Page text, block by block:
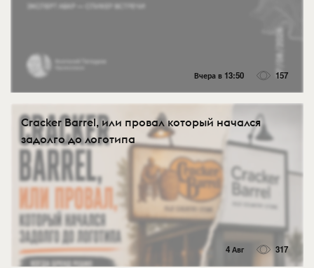
Вчера в 13:50 157
Cracker Barrel, или провал который начался
задолго до логотипа
4 Авг 317